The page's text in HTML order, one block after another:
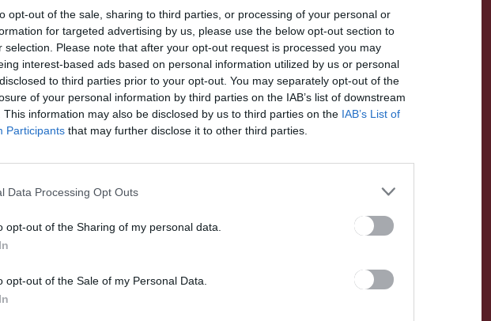
opt-out of the sale, sharing to third parties, or processing of your personal or
for targeted advertising by us, please use the below opt-out section to
selection. Please note that after your opt-out request is processed you may
interest-based ads based on personal information utilized by us or personal
to third parties prior to your opt-out. You may separately opt-out of the
of your personal information by third parties on the IAB’s list of downstream
This information may also be disclosed by us to third parties on the IAB’s List of
Participants that may further disclose it to other third parties.
Data Processing Opt Outs
opt-out of the Sharing of my personal data.
opt-out of the Sale of my Personal Data.
KÖVETKEZŐ BEJEGYZÉS
Kulturális pályázatok